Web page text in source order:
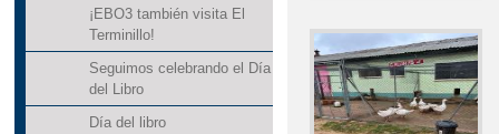
¡EBO3 también visita El
Terminillo!
Seguimos celebrando el Día
del Libro
Día del libro